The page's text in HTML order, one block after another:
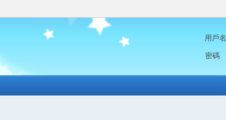
用戶名
密碼